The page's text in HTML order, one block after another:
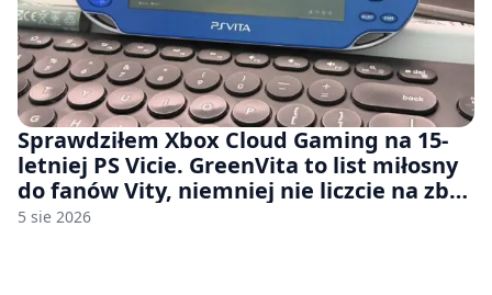
Sprawdziłem Xbox Cloud Gaming na 15-
letniej PS Vicie. GreenVita to list miłosny
do fanów Vity, niemniej nie liczcie na zbyt
wiele [FELIETON]
5 sie 2026